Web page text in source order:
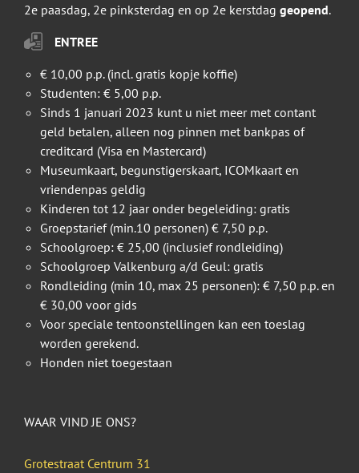
2e paasdag, 2e pinksterdag en op 2e kerstdag geopend.
ENTREE
€ 10,00 p.p. (incl. gratis kopje koffie)
Studenten: € 5,00 p.p.
Sinds 1 januari 2023 kunt u niet meer met contant
geld betalen, alleen nog pinnen met bankpas of
creditcard (Visa en Mastercard)
Museumkaart, begunstigerskaart, ICOMkaart en
vriendenpas geldig
Kinderen tot 12 jaar onder begeleiding: gratis
Groepstarief (min.10 personen) € 7,50 p.p.
Schoolgroep: € 25,00 (inclusief rondleiding)
Schoolgroep Valkenburg a/d Geul: gratis
Rondleiding (min 10, max 25 personen): € 7,50 p.p. en
€ 30,00 voor gids
Voor speciale tentoonstellingen kan een toeslag
worden gerekend.
Honden niet toegestaan
WAAR VIND JE ONS?
Grotestraat Centrum 31